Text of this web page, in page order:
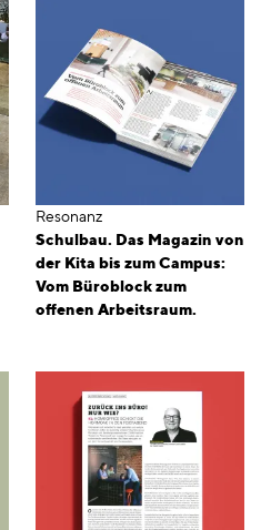
Resonanz
Schulbau. Das Magazin von
der Kita bis zum Campus:
Vom Büroblock zum
offenen Arbeitsraum.